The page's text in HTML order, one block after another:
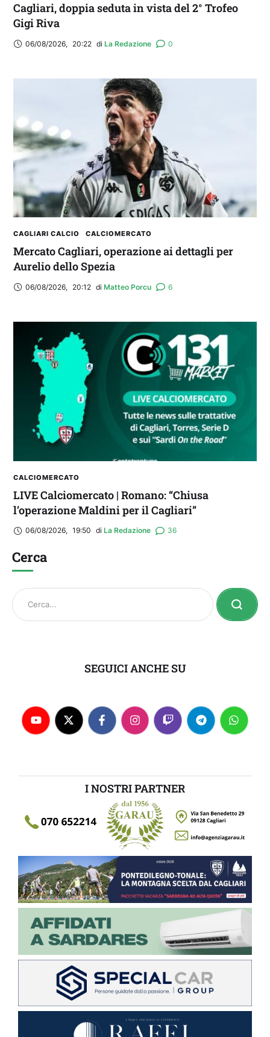
Cagliari, doppia seduta in vista del 2° Trofeo
Gigi Riva
06/08/2026, 20:22 di La Redazione 0
CAGLIARI CALCIO CALCIOMERCATO
Mercato Cagliari, operazione ai dettagli per
Aurelio dello Spezia
06/08/2026, 20:12 di Matteo Porcu 6
CALCIOMERCATO
LIVE Calciomercato | Romano: “Chiusa
l’operazione Maldini per il Cagliari”
06/08/2026, 19:50 di La Redazione 36
Cerca
SEGUICI ANCHE SU
I NOSTRI PARTNER